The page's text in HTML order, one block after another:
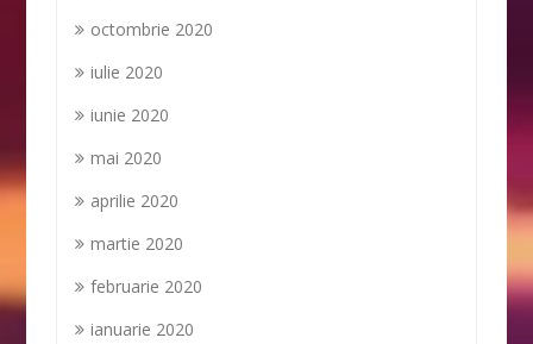
octombrie 2020
iulie 2020
iunie 2020
mai 2020
aprilie 2020
martie 2020
februarie 2020
ianuarie 2020